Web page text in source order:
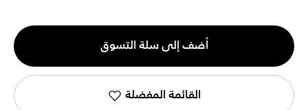
الكمية
1
أضف إلى سلة التسوق
القائمة المفضلة